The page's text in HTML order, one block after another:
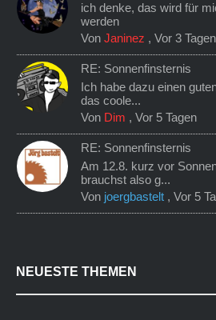
ich denke, das wird für
werden
VonJaninez ,Vor 3 Tagen
RE: Sonnenfinsternis
Ich habe dazu einen
das coole...
Von Dim ,Vor 5 Tagen
RE: Sonnenfinsternis
Am 12.8. kurz vor
brauchst also g...
Von joergbastelt ,Vor 5
NEUESTE THEMEN